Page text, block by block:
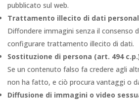
pubblicato sul web.
Trattamento illecito di dati personali
Diffondere immagini senza il consenso
configurare trattamento illecito di dati.
Sostituzione di persona (art. 494
Se un contenuto falso fa credere agli
non ha fatto, e ciò procura vantaggi o
Diffusione di immagini o video